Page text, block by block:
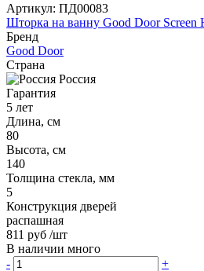
Артикул: ПД00083
Шторка на ванну Good Door
Бренд
Good Door
Страна
Россия
Гарантия
5 лет
Длина, см
80
Высота, см
140
Толщина стекла, мм
5
Конструкция дверей
распашная
811 руб /шт
В наличии много
-
+